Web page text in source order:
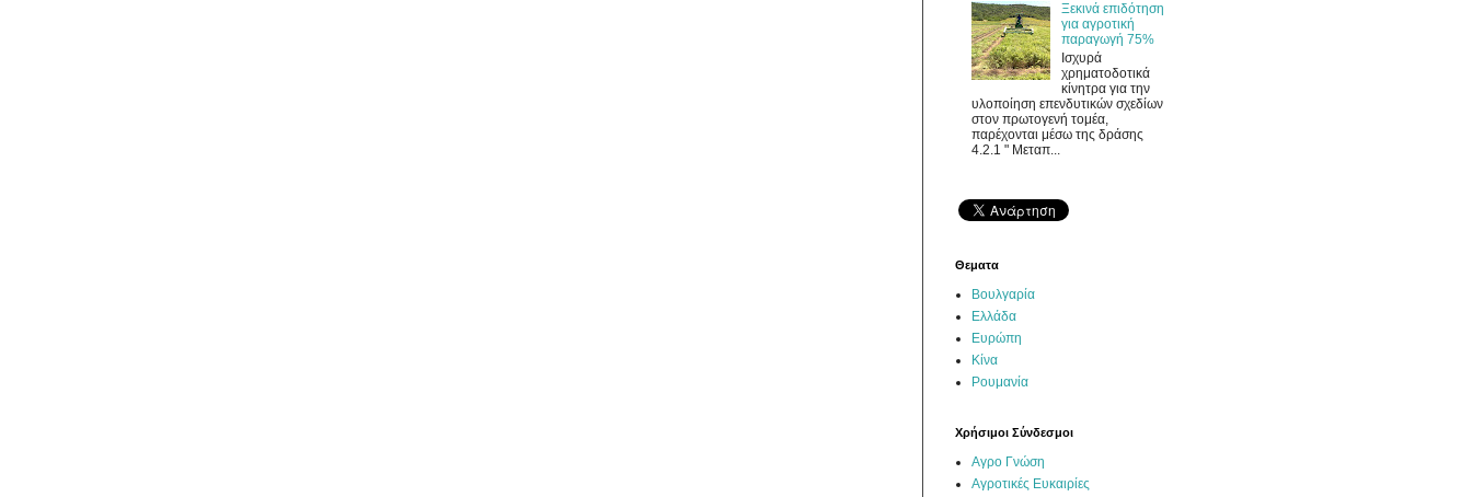
Ξεκινά επιδότηση
για αγροτική
παραγωγή 75%
Ισχυρά
χρηματοδοτικά
κίνητρα για την
υλοποίηση επενδυτικών σχεδίων
στον πρωτογενή τομέα,
παρέχονται μέσω της δράσης
4.2.1 " Μεταπ...
Θεματα
Βουλγαρία
Ελλάδα
Ευρώπη
Κίνα
Ρουμανία
Χρήσιμοι Σύνδεσμοι
Αγρο Γνώση
Αγροτικές Ευκαιρίες